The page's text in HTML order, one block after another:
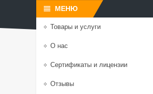
Товары и услуги
О нас
Сертификаты и лицензии
Отзывы